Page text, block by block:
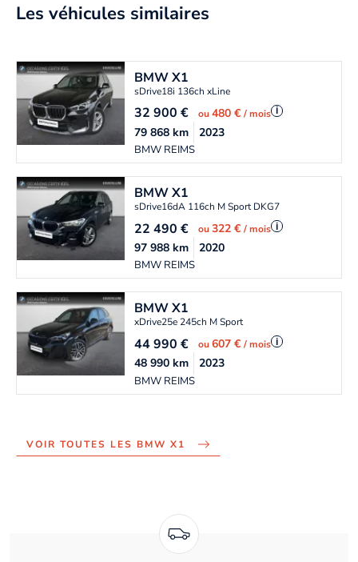
Les véhicules similaires
BMWX1
sDrive18i 136ch xLine
32 900€ ou480 €/ mois i
BMW REIMS
79 868km 2023
BMWX1
sDrive16dA 116ch M Sport DKG7
22 490€ ou322 €/ mois i
BMW REIMS
97 988km 2020
BMWX1
xDrive25e 245ch M Sport
44 990€ ou607 €/ mois i
BMW REIMS
48 990km 2023
VOIR TOUTES LES BMW X1